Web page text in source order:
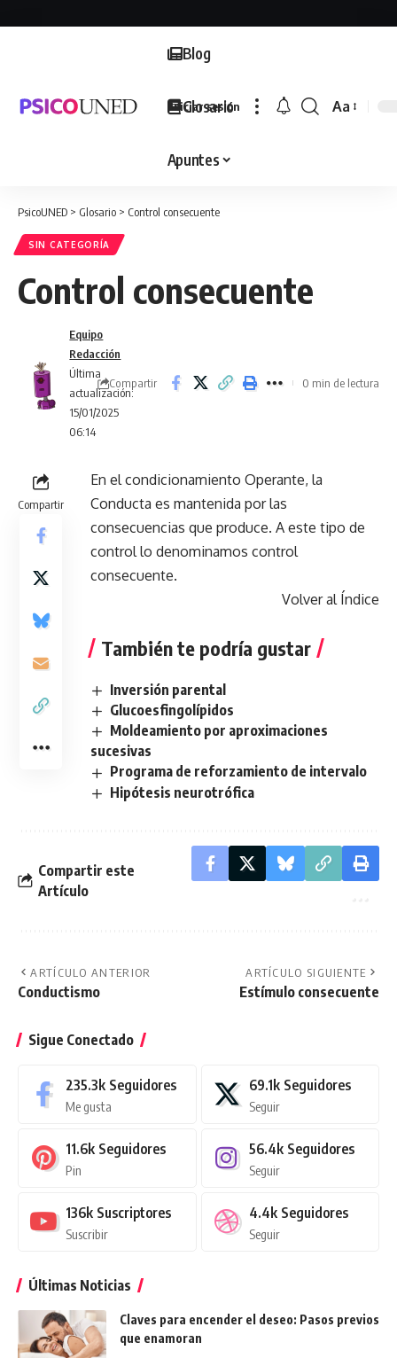
Blog
Glosario
Apuntes
Iniciar sesión
Font
Aa
PsicoUNED > Glosario > Control consecuente
SIN CATEGORÍA
Control consecuente
Última
actualización:
15/01/2025
06:14
Equipo
Redacción
Compartir 0 min de lectura
Compartir
En el condicionamiento Operante, la
Conducta es mantenida por las
consecuencias que produce. A este tipo de
control lo denominamos control
consecuente.
Volver al Índice
También te podría gustar
Inversión parental
Glucoesfingolípidos
Moldeamiento por aproximaciones
sucesivas
Programa de reforzamiento de intervalo
Hipótesis neurotrófica
Compartir este
Artículo
ARTÍCULO ANTERIOR
Conductismo
ARTÍCULO SIGUIENTE
Estímulo consecuente
Sigue Conectado
235.3k Seguidores
Me gusta
69.1k Seguidores
Seguir
11.6k Seguidores
Pin
56.4k Seguidores
Seguir
136k Suscriptores
Suscribir
4.4k Seguidores
Seguir
Últimas Noticias
Claves para encender el deseo: Pasos previos
que enamoran